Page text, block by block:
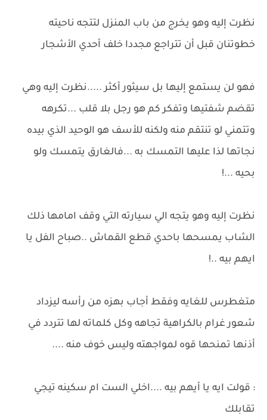
نظرت إليه وهو يخرج من باب المنزل لتتجه ناحيته
خطوتنان قبل أن تتراجع مجددا خلف أحدي الأشجار
فهو لن يستمع إليها بل سيثور أكثر .....نظرت إليه وهي
تقضم شفتيها وتفكر كم هو رجل بلا قلب ...تكرهه
وتتمني لو تنتقم منه ولكنه للأسف هو الوحيد الذي بيده
نجاتها لذا عليها التمسك به ...فالغارق يتمسك ولو
بحيه ...!
نظرت إليه وهو يتجه الي سيارته التي وقف امامها ذلك
الشاب يمسحها باحدي قطع القماش ..صباح الفل يا
ايهم بيه ..!
متغطرس للغايه وفقط أجاب بهزه من رأسه ليزداد
شعور غرام بالكراهية تجاهه وكل كلماته لها تتردد في
أذنها تمنحها قوه لمواجهته وليس خوف منه ....
: قولت ايه يا أيهم بيه ....اخلي الست ام سكينه تيجي
تقابلك